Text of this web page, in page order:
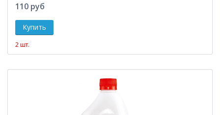
110 руб
2 шт.